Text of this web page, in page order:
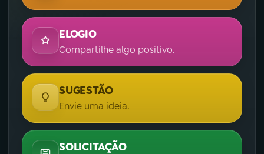
ELOGIO
Compartilhe algo positivo.
SUGESTÃO
Envie uma ideia.
SOLICITAÇÃO